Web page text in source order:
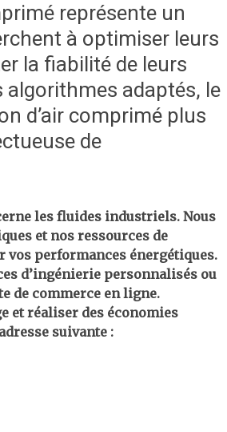
représente un
à optimiser leurs
la fiabilité de leurs
algorithmes adaptés, le
d’air comprimé plus
de
les fluides industriels. Nous
et nos ressources de
performances énergétiques.
d’ingénierie personnalisés ou
de commerce en ligne.
et réaliser des économies
suivante :